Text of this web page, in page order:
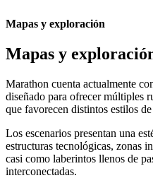
Mapas y exploración
Mapas y
Marathon cuenta actualmente
diseñado para ofrecer múltiples
que favorecen distintos estilos
Los escenarios presentan una
estructuras tecnológicas, zonas
casi como laberintos llenos de
interconectadas.